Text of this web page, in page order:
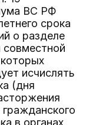
ВС РФ
срока
о разделе
исчислять
(дня
гражданского
в органах